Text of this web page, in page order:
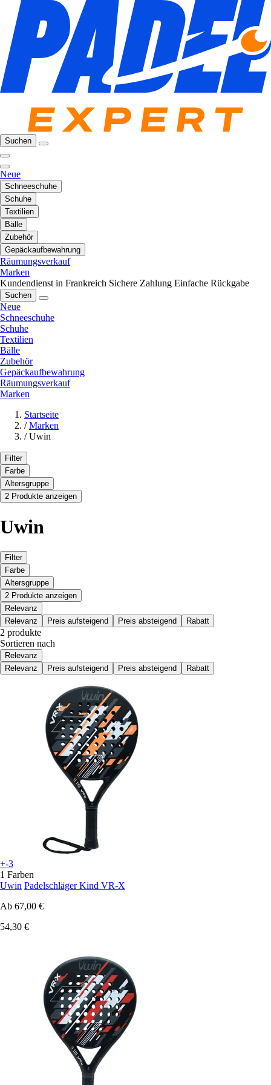
Suchen
Neue
Schneeschuhe
Schuhe
Textilien
Bälle
Zubehör
Gepäckaufbewahrung
Räumungsverkauf
Marken
Kundendienst in Frankreich Sichere Zahlung Einfache Rückgabe
Suchen
Neue
Schneeschuhe
Schuhe
Textilien
Bälle
Zubehör
Gepäckaufbewahrung
Räumungsverkauf
Marken
Startseite
/ Marken
/ Uwin
Filter
Farbe
Altersgruppe
2 Produkte anzeigen
Uwin
Filter
Farbe
Altersgruppe
2 Produkte anzeigen
Relevanz
Relevanz
Preis aufsteigend Preis absteigend Rabatt
2 produkte
Sortieren nach
Relevanz
Relevanz
Preis aufsteigend Preis absteigend Rabatt
+-3
1 Farben
Uwin Padelschläger Kind VR-X
Ab 67,00 €
54,30 €